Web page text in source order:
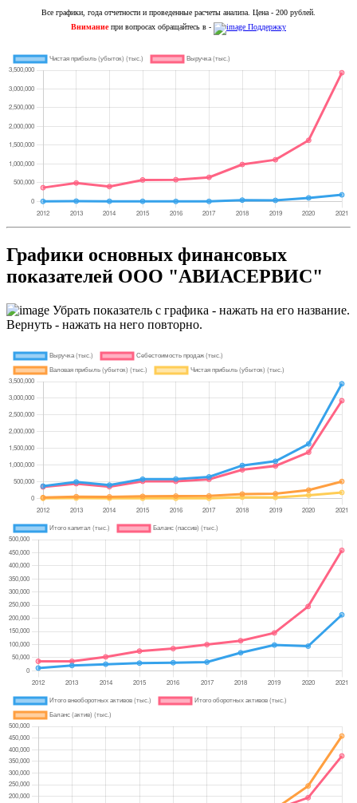
Все графики, года отчетности и проведенные расчеты анализа. Цена - 200 рублей.
Внимание при вопросах обращайтесь в - Поддержку
Графики основных финансовых
показателей ООО "АВИАСЕРВИС"
Убрать показатель с графика - нажать на его название.
Вернуть - нажать на него повторно.